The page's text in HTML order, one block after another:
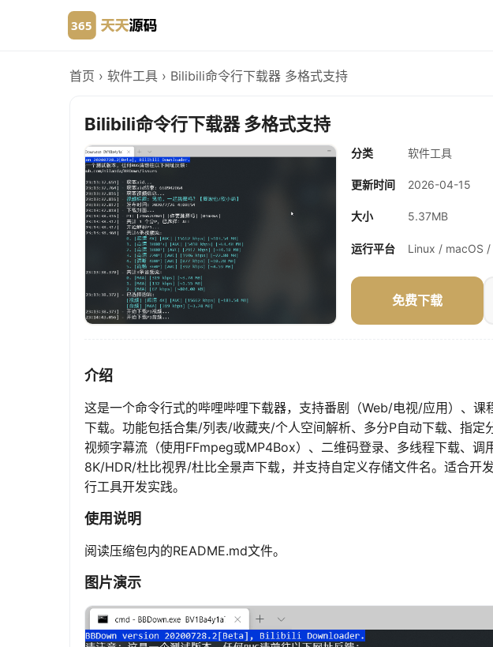
首页 › 软件工具 › Bilibili命令行下载器 多格式支持
Bilibili命令行下载器 多格式支持
分类 软件工具
更新时间 2026-04-15
大小 5.37MB
运行平台 Linux / macOS
免费下载
介绍
这是一个命令行式的哔哩哔哩下载器，支持番剧（Web/电视/应用）、课
下载。功能包括合集/列表/收藏夹/个人空间解析、多分P自动下载、指定
视频字幕流（使用FFmpeg或MP4Box）、二维码登录、多线程下载、
8K/HDR/杜比视界/杜比全景声下载，并支持自定义存储文件名。适合开
行工具开发实践。
使用说明
阅读压缩包内的README.md文件。
图片演示